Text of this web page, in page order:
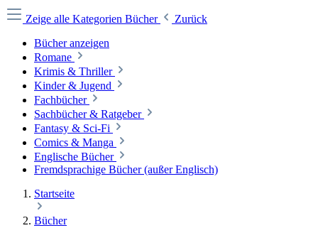
Zeige alle Kategorien Bücher
Zurück
Bücher anzeigen
Romane
Krimis & Thriller
Kinder & Jugend
Fachbücher
Sachbücher & Ratgeber
Fantasy & Sci-Fi
Comics & Manga
Englische Bücher
Fremdsprachige Bücher (außer Englisch)
Startseite
Bücher